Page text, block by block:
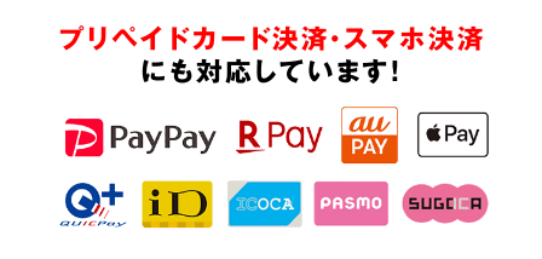
プリペイドカード決済・スマホ決済
にも対応しています!